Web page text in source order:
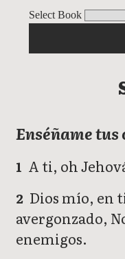
Select Book
Salmos
Enséñame
1 A ti, oh
2 Dios mío, en
avergonzado,
enemigos.